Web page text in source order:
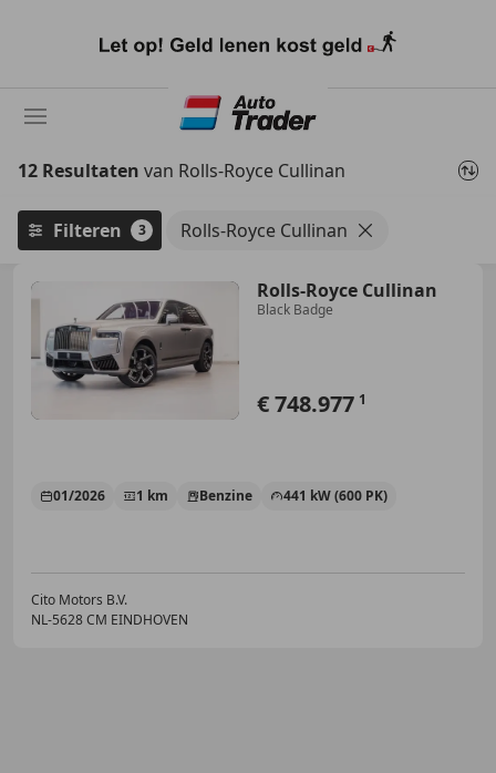
naar
12 Resultaten van Rolls-Royce Cullinan
Filteren 3 Rolls-Royce Cullinan
Rolls-Royce Cullinan
Black Badge
€ 748.977 1
01/2026 1 km Benzine 441 kW (600 PK)
Cito Motors B.V.
NL-5628 CM EINDHOVEN